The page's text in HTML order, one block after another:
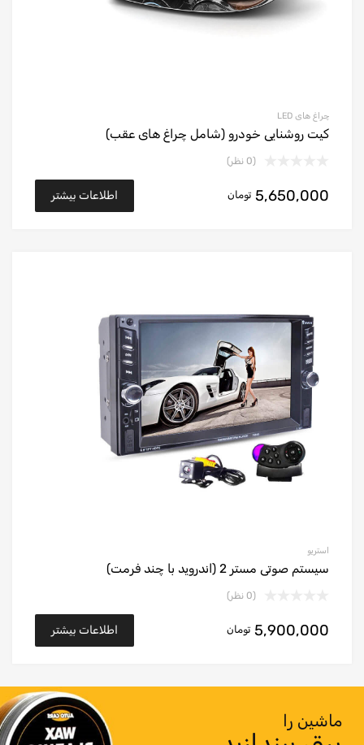
چراغ های LED
کیت روشنایی خودرو (شامل چراغ های عقب)
(0 نظر)
5,650,000 تومان اطلاعات بیشتر
استریو
سیستم صوتی مستر 2 (اندروید با چند فرمت)
(0 نظر)
5,900,000 تومان اطلاعات بیشتر
ماشین را